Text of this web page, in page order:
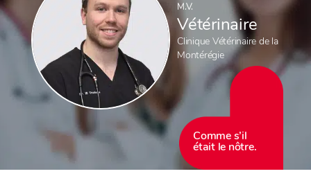
M.V.
Vétérinaire
Clinique Vétérinaire de la
Montérégie
Comme s’il
était le nôtre.